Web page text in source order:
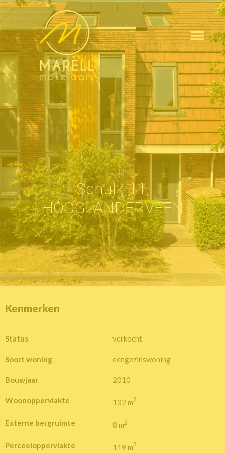
Schulk 11,
HOOGLANDERVEEN
Kenmerken
Status verkocht
Soort woning eengezinswoning
Bouwjaar 2010
Woonoppervlakte 132 m2
Externe bergruimte 8 m2
Perceeloppervlakte 119 m2